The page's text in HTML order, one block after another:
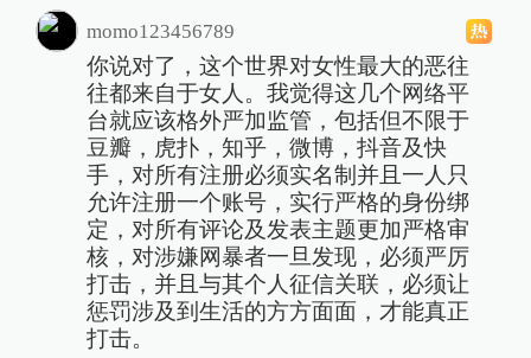
momo123456789
你说对了，这个世界对女性最大的恶往
往都来自于女人。我觉得这几个网络平
台就应该格外严加监管，包括但不限于
豆瓣，虎扑，知乎，微博，抖音及快
手，对所有注册必须实名制并且一人只
允许注册一个账号，实行严格的身份绑
定，对所有评论及发表主题更加严格审
核，对涉嫌网暴者一旦发现，必须严厉
打击，并且与其个人征信关联，必须让
惩罚涉及到生活的方方面面，才能真正
打击。